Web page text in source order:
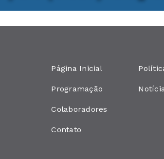
Página Inicial
Programação
Colaboradores
Contato